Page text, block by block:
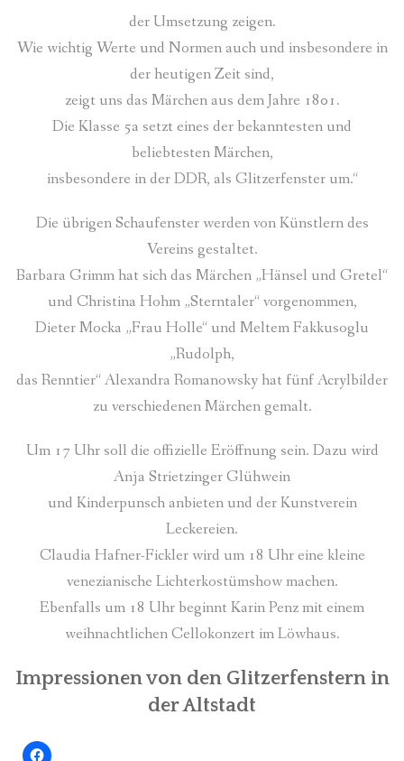
der Umsetzung zeigen.
Wie wichtig Werte und Normen auch und insbesondere in
der heutigen Zeit sind,
zeigt uns das Märchen aus dem Jahre 1801.
Die Klasse 5a setzt eines der bekanntesten und
beliebtesten Märchen,
insbesondere in der DDR, als Glitzerfenster um.“
Die übrigen Schaufenster werden von Künstlern des
Vereins gestaltet.
Barbara Grimm hat sich das Märchen „Hänsel und Gretel“
und Christina Hohm „Sterntaler“ vorgenommen,
Dieter Mocka „Frau Holle“ und Meltem Fakkusoglu
„Rudolph,
das Renntier“ Alexandra Romanowsky hat fünf Acrylbilder
zu verschiedenen Märchen gemalt.
Um 17 Uhr soll die offizielle Eröffnung sein. Dazu wird
Anja Strietzinger Glühwein
und Kinderpunsch anbieten und der Kunstverein
Leckereien.
Claudia Hafner-Fickler wird um 18 Uhr eine kleine
venezianische Lichterkostümshow machen.
Ebenfalls um 18 Uhr beginnt Karin Penz mit einem
weihnachtlichen Cellokonzert im Löwhaus.
Impressionen von den Glitzerfenstern in
der Altstadt